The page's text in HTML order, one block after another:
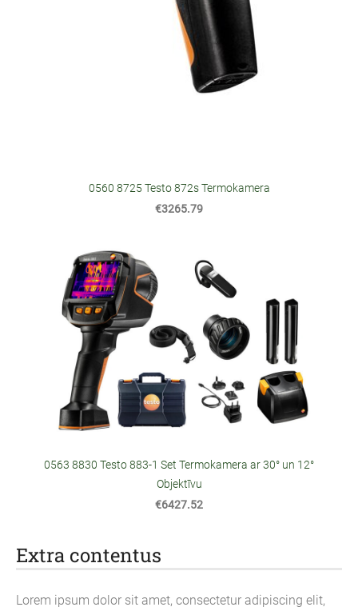
Extra contentus
Lorem ipsum dolor sit amet, consectetur adipiscing elit,
0560 8725 Testo 872s Termokamera
€3265.79
0563 8830 Testo 883-1 Set Termokamera ar 30° un 12°
Objektīvu
€6427.52